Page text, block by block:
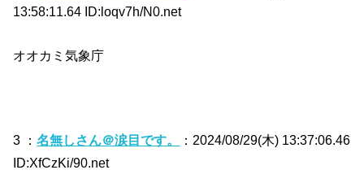
13:58:11.64 ID:loqv7h/N0.net
オオカミ気象庁
3 ：名無しさん＠涙目です。
：2024/08/29(木) 13:37:06.46
ID:XfCzKi/90.net